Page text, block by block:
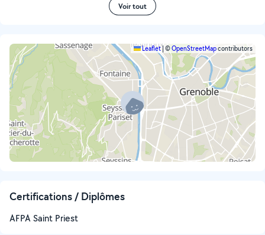
Voir tout
Leaflet| ©OpenStreetMapcontributors
Certifications / Diplômes
AFPA Saint Priest